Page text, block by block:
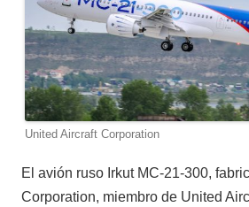
United Aircraft Corporation
El avión ruso Irkut MC-21-300,
Corporation, miembro de United